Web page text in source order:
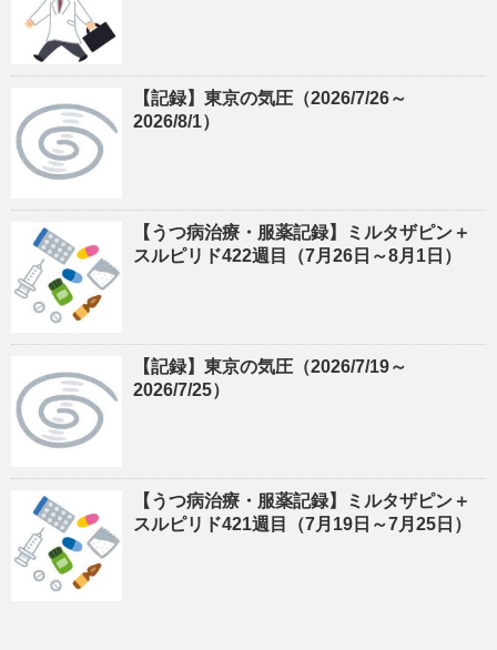
【記録】東京の気圧（2026/7/26～
2026/8/1）
【うつ病治療・服薬記録】ミルタザピン＋
スルピリド422週目（7月26日～8月1日）
【記録】東京の気圧（2026/7/19～
2026/7/25）
【うつ病治療・服薬記録】ミルタザピン＋
スルピリド421週目（7月19日～7月25日）